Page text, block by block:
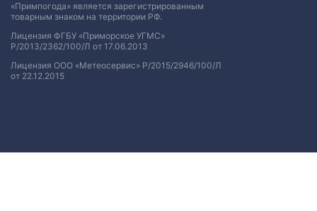
«Примпогода» является зарегистрированным
товарным знаком на территории РФ.
Лицензия ФГБУ «Приморское УГМС»
Р/2013/2362/100/Л от 17.06.2013
Лицензия ООО «Метеосервис» Р/2015/2946/100/Л
от 22.12.2015